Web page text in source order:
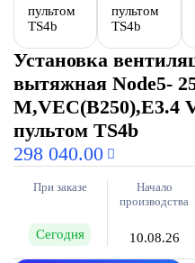
Установка
вытяжная Node5-
пультом TS4b
298 040.00
При заказе
Сегодня
Начало
производства
10.08.26